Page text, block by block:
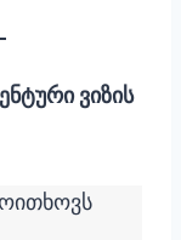
ვიზის